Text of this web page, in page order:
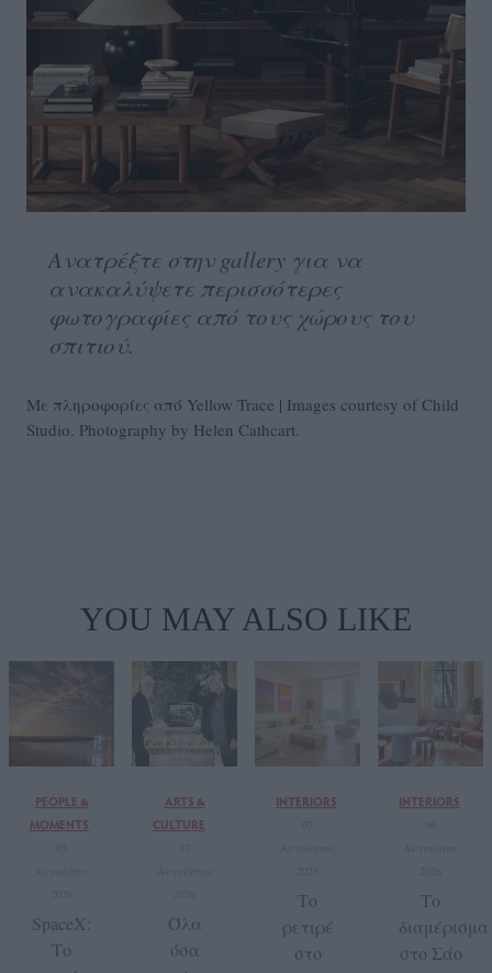
Ανατρέξτε στην gallery για να
ανακαλύψετε περισσότερες
φωτογραφίες από τους χώρους του
σπιτιού.
Με πληροφορίες από Yellow Trace | Ιmages courtesy of Child
Studio. Photography by Helen Cathcart.
YOU MAY ALSO LIKE
PEOPLE &
MOMENTS
SpaceX:
Το
ARTS &
CULTURE
Όλα
όσα
INTERIORS
Το
ρετιρέ
στο
INTERIORS
Το
διαμέρισμα
στο Σάο